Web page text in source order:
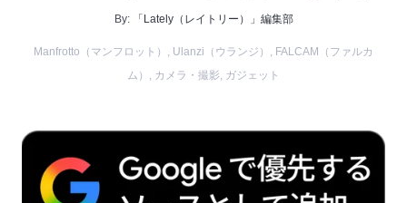
By: 「Lately（レイトリー）」編集部
Manfrotto（マンフロット） , Ulanzi（ウランジ） , FALCAM（ファルカ
ム） , カメラ・撮影, ガジェット